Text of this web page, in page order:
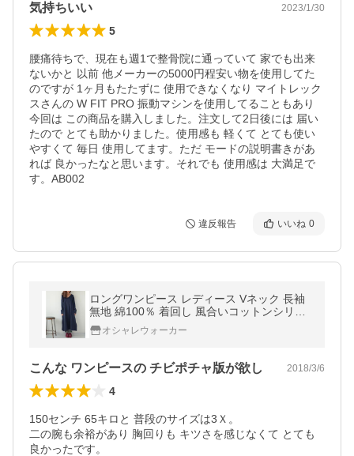
気持ちいい 2023/1/30
5
腰痛待ちで、現在も週1で整骨院に通っていて 家でも出来
ないかと 以前 他メーカーの5000円程安い物を使用してた
のですが 1ヶ月もたたずに 使用できなくなり マイトレック
スさんの W FIT PRO 振動マシンを使用してることもあり
今回は この商品を購入しました。注文して2日後には 届い
たので とても助かりました。使用感も 軽くて とても使い
やすくて 毎日 使用してます。ただ モードの説明書きがあ
れば 良かったなと思います。それでも 使用感は 大満足で
す。AB002
違反報告 いいね 0
ロングワンピース レディース Vネック 長袖
無地 綿100％ 着回し 風合いコットンシリー
ズ『着回しゆる感デザインワンピース』【メ
ール便不可】
オシャレウォーカー
こんな ワンピースの チビポチャ版が欲し 2018/3/6
4
150センチ 65キロと 普段のサイズは3Ｘ。
二の腕も余裕があり 胸回りも キツさを感じなくて とても
良かったです。